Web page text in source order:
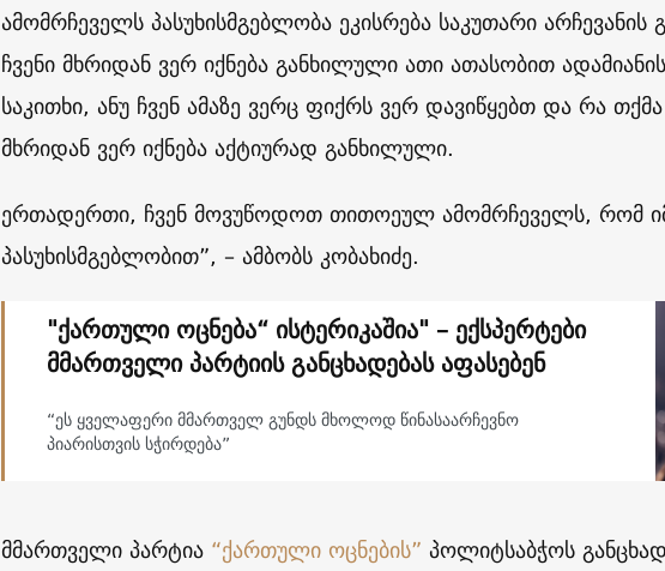
ამომრჩეველს პასუხისმგებლობა ეკისრება საკუთარი
ჩვენი მხრიდან ვერ იქნება განხილული ათი ათასობით
საკითხი, ანუ ჩვენ ამაზე ვერც ფიქრს ვერ დავიწყებთ და რა
მხრიდან ვერ იქნება აქტიურად განხილული.
ერთადერთი, ჩვენ მოვუწოდოთ თითოეულ ამომრჩეველს, რომ
პასუხისმგებლობით”, – ამბობს კობახიძე.
"ქართული ოცნება“ ისტერიკაშია" – ექსპერტები
მმართველი პარტიის განცხადებას აფასებენ
“ეს ყველაფერი მმართველ გუნდს მხოლოდ წინასაარჩევნო
პიარისთვის სჭირდება”
მმართველი პარტია “ქართული ოცნების” პოლიტსაბჭოს